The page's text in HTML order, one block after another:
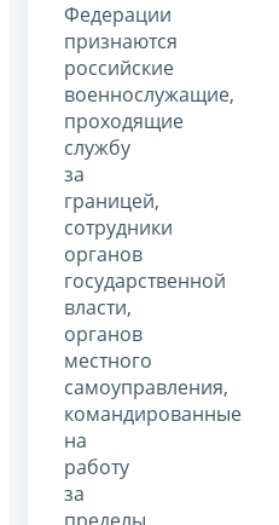
Федерации
признаются
российские
военнослужащие,
проходящие
службу
за
границей,
сотрудники
органов
государственной
власти,
органов
местного
самоуправления,
командированные
на
работу
за